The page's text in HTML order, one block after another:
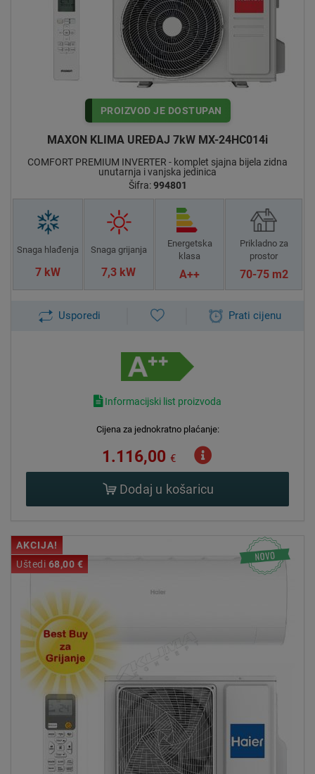
PROIZVOD JE DOSTUPAN
MAXON KLIMA UREĐAJ 7kW MX-24HC014i
COMFORT PREMIUM INVERTER - komplet sjajna bijela zidna
unutarnja i vanjska jedinica
Šifra:994801
Snaga hlađenja
7 kW
Snaga grijanja
7,3 kW
Energetska
klasa
A++
Prikladno za
prostor
70-75 m2
Usporedi Prati cijenu
Informacijski list proizvoda
Cijena za jednokratno plaćanje:
1.116,00 €
Dodaj u košaricu
AKCIJA!
Uštedi 68,00 €